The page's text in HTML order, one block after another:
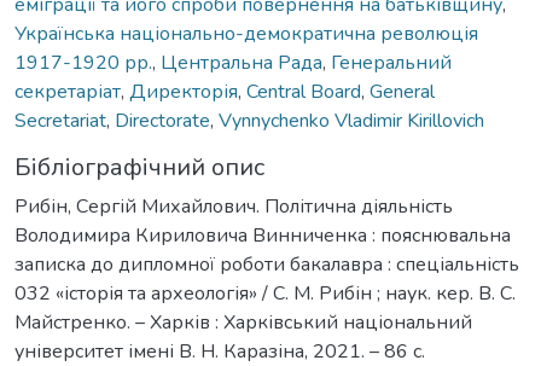
Українська національно-демократична революція
1917-1920 рр., Центральна Рада, Генеральний
секретаріат, Директорія, Central Board, General
Secretariat, Directorate, Vynnychenko Vladimir Kirillovich
Бібліографічний опис
Рибін, Сергій Михайлович. Політична діяльність
Володимира Кириловича Винниченка : пояснювальна
записка до дипломної роботи бакалавра : спеціальність
032 «історія та археологія» / С. М. Рибін ; наук. кер. В. С.
Майстренко. – Харків : Харківський національний
університет імені В. Н. Каразіна, 2021. – 86 с.